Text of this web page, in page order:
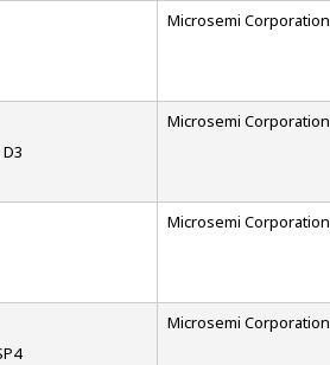
Microsemi Corporation
Microsemi Corporation
Microsemi Corporation
Microsemi Corporation